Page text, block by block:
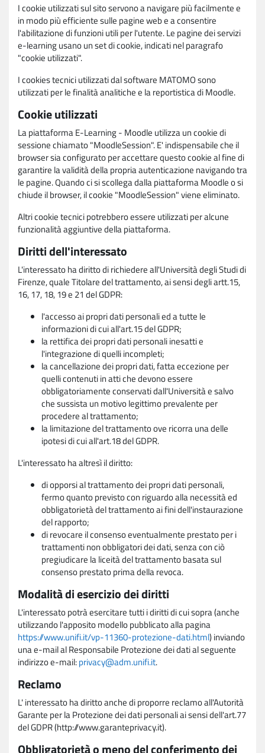
I cookie utilizzati sul sito servono a navigare più facilmente e
in modo più efficiente sulle pagine web e a consentire
l'abilitazione di funzioni utili per l'utente. Le pagine dei servizi
e-learning usano un set di cookie, indicati nel paragrafo
"cookie utilizzati".
I cookies tecnici utilizzati dal software MATOMO sono
utilizzati per le finalità analitiche e la reportistica di Moodle.
Cookie utilizzati
La piattaforma E-Learning - Moodle utilizza un cookie di
sessione chiamato "MoodleSession". E' indispensabile che il
browser sia configurato per accettare questo cookie al fine di
garantire la validità della propria autenticazione navigando tra
le pagine. Quando ci si scollega dalla piattaforma Moodle o si
chiude il browser, il cookie "MoodleSession" viene eliminato.
Altri cookie tecnici potrebbero essere utilizzati per alcune
funzionalità aggiuntive della piattaforma.
Diritti dell'interessato
L'interessato ha diritto di richiedere all'Università degli Studi di
Firenze, quale Titolare del trattamento, ai sensi degli artt.15,
16, 17, 18, 19 e 21 del GDPR:
l'accesso ai propri dati personali ed a tutte le
informazioni di cui all'art.15 del GDPR;
la rettifica dei propri dati personali inesatti e
l'integrazione di quelli incompleti;
la cancellazione dei propri dati, fatta eccezione per
quelli contenuti in atti che devono essere
obbligatoriamente conservati dall'Università e salvo
che sussista un motivo legittimo prevalente per
procedere al trattamento;
la limitazione del trattamento ove ricorra una delle
ipotesi di cui all'art.18 del GDPR.
L'interessato ha altresì il diritto:
di opporsi al trattamento dei propri dati personali,
fermo quanto previsto con riguardo alla necessità ed
obbligatorietà del trattamento ai fini dell'instaurazione
del rapporto;
di revocare il consenso eventualmente prestato per i
trattamenti non obbligatori dei dati, senza con ciò
pregiudicare la liceità del trattamento basata sul
consenso prestato prima della revoca.
Modalità di esercizio dei diritti
L'interessato potrà esercitare tutti i diritti di cui sopra (anche
utilizzando l'apposito modello pubblicato alla pagina
https://www.unifi.it/vp-11360-protezione-dati.html) inviando
una e-mail al Responsabile Protezione dei dati al seguente
indirizzo e-mail:privacy@adm.unifi.it.
Reclamo
L' interessato ha diritto anche di proporre reclamo all'Autorità
Garante per la Protezione dei dati personali ai sensi dell'art.77
del GDPR (http://www.garanteprivacy.it).
Obbligatorietà o meno del conferimento dei